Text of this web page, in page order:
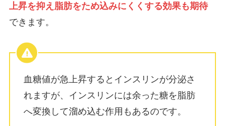
上昇を抑え脂肪をため込みにくくする効果も期待
できます。
血糖値が急上昇するとインスリンが分泌さ
れますが、インスリンには余った糖を脂肪
へ変換して溜め込む作用もあるのです。